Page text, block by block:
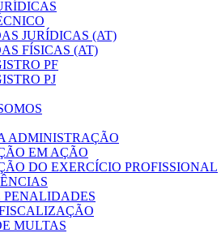
JURÍDICAS (AT)
FÍSICAS (AT)
PF
PJ
ADMINISTRAÇÃO
EM AÇÃO
DO EXERCÍCIO PROFISSIONAL
PENALIDADES
MULTAS